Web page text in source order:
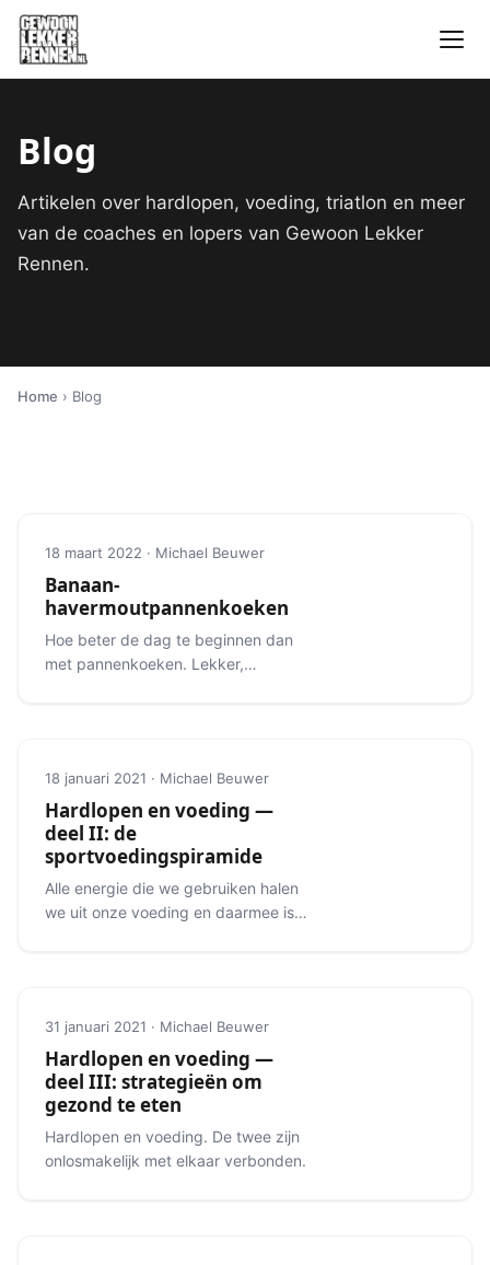
Blog
Artikelen over hardlopen, voeding, triatlon en meer
van de coaches en lopers van Gewoon Lekker
Rennen.
Home › Blog
18 maart 2022 · Michael Beuwer
Banaan-
havermoutpannenkoeken
Hoe beter de dag te beginnen dan
met pannenkoeken. Lekker,
18 januari 2021 · Michael Beuwer
Hardlopen en voeding —
deel II: de
sportvoedingspiramide
Alle energie die we gebruiken halen
we uit onze voeding en daarmee is
31 januari 2021 · Michael Beuwer
Hardlopen en voeding —
deel III: strategieën om
gezond te eten
Hardlopen en voeding. De twee zijn
onlosmakelijk met elkaar verbonden.